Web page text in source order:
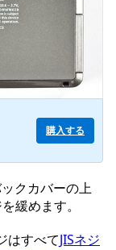
購入する
クカバーの上
緩めます。
はすべてJISネジ